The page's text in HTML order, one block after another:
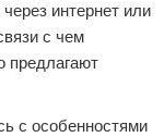
интернет или
с чем
предлагают
с особенностями